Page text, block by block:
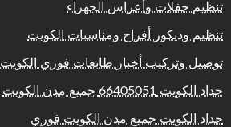
تنظيم حفلات وأعراس الجهراء
تنظيم وديكور أفراح ومناسبات الكويت
توصيل وتركيب أخبار طابعات فوري الكويت
حداد الكويت 66405051 جميع مدن الكويت
حداد الكويت جميع مدن الكويت فوري